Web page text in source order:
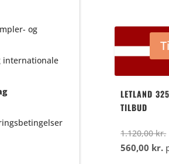
kr..
LETLAND
TILBUD
1.120,00kr.
560,00 kr.
og
internationale